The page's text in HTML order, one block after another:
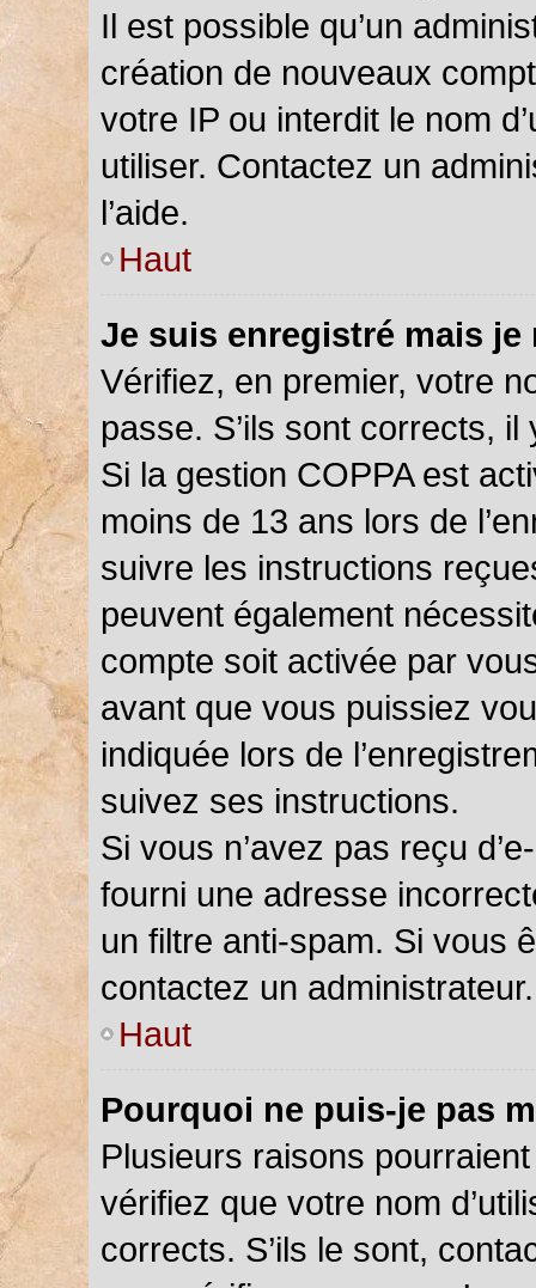
Il est possible qu’un
création de nouveaux
votre IP ou interdit le nom
utiliser. Contactez un
l’aide.
Haut
Je suis enregistré mais
Vérifiez, en premier, votre
passe. S’ils sont corrects,
Si la gestion COPPA est
moins de 13 ans lors de
suivre les instructions
peuvent également
compte soit activée par
avant que vous puissiez
indiquée lors de
suivez ses instructions.
Si vous n’avez pas reçu
fourni une adresse
un filtre anti-spam. Si vous
contactez un administrateur.
Haut
Pourquoi ne puis-je pas
Plusieurs raisons
vérifiez que votre nom
corrects. S’ils le sont,